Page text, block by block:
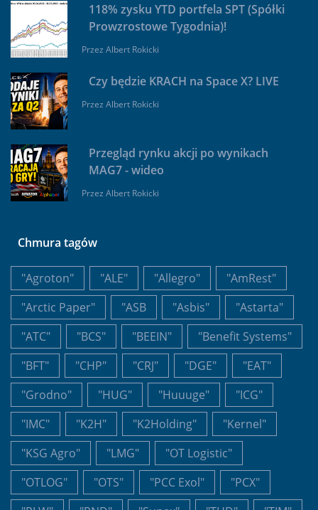
118% zysku YTD portfela SPT (Spółki
Prowzrostowe Tygodnia)!
Przez Albert Rokicki
Czy będzie KRACH na Space X? LIVE
Przez Albert Rokicki
Przegląd rynku akcji po wynikach
MAG7 - wideo
Przez Albert Rokicki
Chmura tagów
"Agroton" "ALE" "Allegro"
"AmRest"
"Arctic Paper"
"ASB "Asbis"
"Astarta"
"ATC"
"BCS" "BEEIN"
"Benefit Systems"
"BFT"
"CHP" "CRJ" "DGE"
"EAT"
"Grodno"
"HUG" "Huuuge"
"ICG"
"IMC"
"K2H" "K2Holding"
"Kernel"
"KSG Agro"
"LMG"
"OT Logistic"
"OTLOG"
"OTS" "PCC Exol"
"PCX"